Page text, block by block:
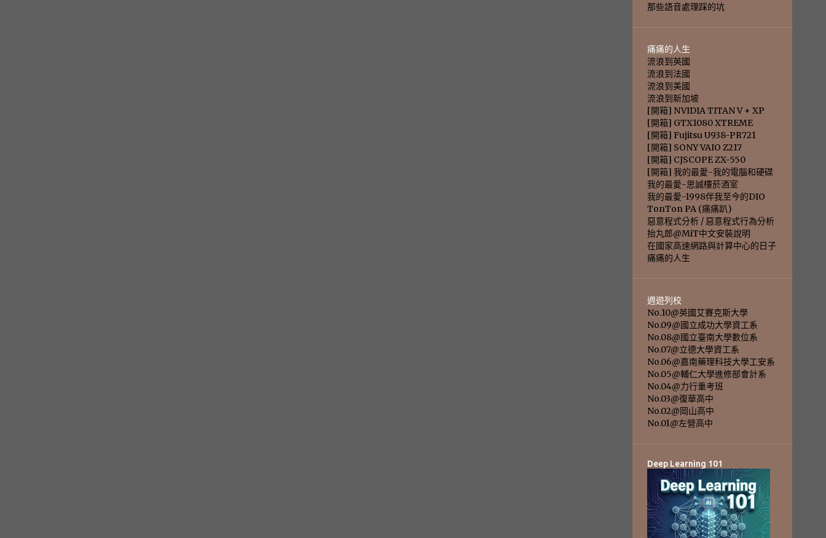
那些語音處理踩的坑
痛痛的人生
流浪到英國
流浪到法國
流浪到美國
流浪到新加坡
[開箱] NVIDIA TITAN V + XP
[開箱] GTX1080 XTREME
[開箱] Fujitsu U938-PR721
[開箱] SONY VAIO Z217
[開箱] CJSCOPE ZX-550
[開箱] 我的最愛-我的電腦和硬碟
我的最愛-思誠樓菸酒室
我的最愛-1998伴我至今的DIO
TonTon PA (痛痛趴)
惡意程式分析 / 惡意程式行為分析
抬丸郎@MiT中文安裝說明
在國家高速網路與計算中心的日子
痛痛的人生
週遊列校
No.10@英國艾賽克斯大學
No.09@國立成功大學資工系
No.08@國立臺南大學數位系
No.07@立德大學資工系
No.06@嘉南藥理科技大學工安系
No.05@輔仁大學進修部會計系
No.04@力行重考班
No.03@復華高中
No.02@岡山高中
No.01@左營高中
Deep Learning 101